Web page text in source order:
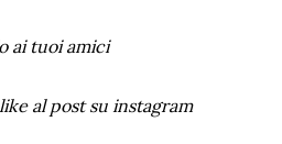
ai tuoi amici
al post su instagram